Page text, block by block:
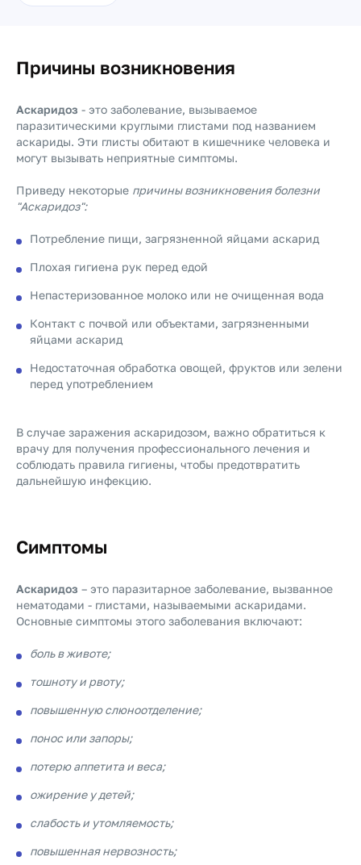
Причины возникновения
Аскаридоз - это заболевание, вызываемое
паразитическими круглыми глистами под названием
аскариды. Эти глисты обитают в кишечнике человека и
могут вызывать неприятные симптомы.
Приведу некоторые причины возникновения болезни
"Аскаридоз":
Потребление пищи, загрязненной яйцами аскарид
Плохая гигиена рук перед едой
Непастеризованное молоко или не очищенная вода
Контакт с почвой или объектами, загрязненными
яйцами аскарид
Недостаточная обработка овощей, фруктов или зелени
перед употреблением
В случае заражения аскаридозом, важно обратиться к
врачу для получения профессионального лечения и
соблюдать правила гигиены, чтобы предотвратить
дальнейшую инфекцию.
Симптомы
Аскаридоз – это паразитарное заболевание, вызванное
нематодами - глистами, называемыми аскаридами.
Основные симптомы этого заболевания включают:
боль в животе;
тошноту и рвоту;
повышенную слюноотделение;
понос или запоры;
потерю аппетита и веса;
ожирение у детей;
слабость и утомляемость;
повышенная нервозность;